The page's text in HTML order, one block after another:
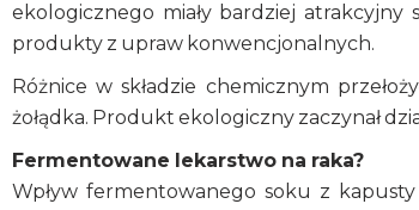
ekologicznego miały bardziej atrakcyjny
produkty z upraw konwencjonalnych.
Różnice w składzie chemicznym
żołądka. Produkt ekologiczny zaczynał
Fermentowane lekarstwo na raka?
Wpływ fermentowanego soku z